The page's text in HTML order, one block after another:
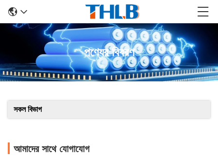
পণ্যের বিবরণ
সকল বিভাগ
আমাদের সাথে যোগাযোগ